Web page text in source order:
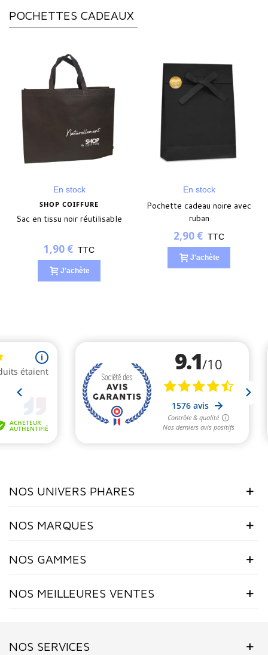
POCHETTES CADEAUX
En stock
SHOP COIFFURE
Sac en tissu noir réutilisable
1,90 € TTC
J'achète
En stock
Pochette cadeau noire avec
ruban
2,90 € TTC
J'achète
NOS UNIVERS PHARES
NOS MARQUES
NOS GAMMES
NOS MEILLEURES VENTES
NOS SERVICES